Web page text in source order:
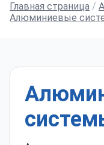
Главная страница /
Алюминиевые